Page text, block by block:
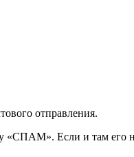
отправления.
«СПАМ». Если и там